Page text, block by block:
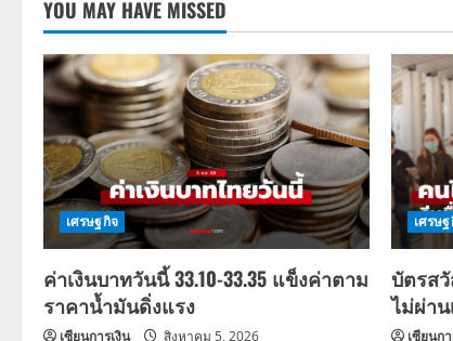
n
YOU MAY HAVE MISSED
เศรษฐกิจ
ค่าเงินบาทวันนี้ 33.10-33.35 แข็งค่าตาม
ราคาน้ำมันดิ่งแรง
เซียนการเงิน สิงหาคม 5, 2026
เศรษ
บัตรส
ไม่ผ่า
เซียนก